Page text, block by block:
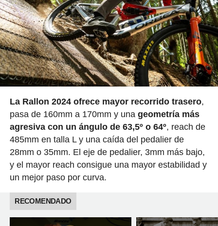
La Rallon 2024 ofrece mayor recorrido trasero,
pasa de 160mm a 170mm y una geometría más
agresiva con un ángulo de 63,5º o 64º, reach de
485mm en talla L y una caída del pedalier de
28mm o 35mm. El eje de pedalier, 3mm más bajo,
y el mayor reach consigue una mayor estabilidad y
un mejor paso por curva.
RECOMENDADO